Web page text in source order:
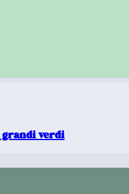
grandi verdi